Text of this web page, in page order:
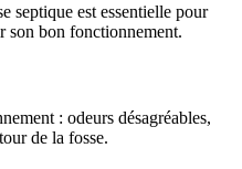
septique est essentielle pour
son bon fonctionnement.
: odeurs désagréables,
de la fosse.